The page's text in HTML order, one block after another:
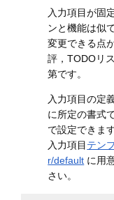
入力項目が固
ンと機能は似
変更できる点
評，TODOリ
第です。
入力項目の定
に所定の書式
で設定できます
入力項目 テン
r/default に用
さい。